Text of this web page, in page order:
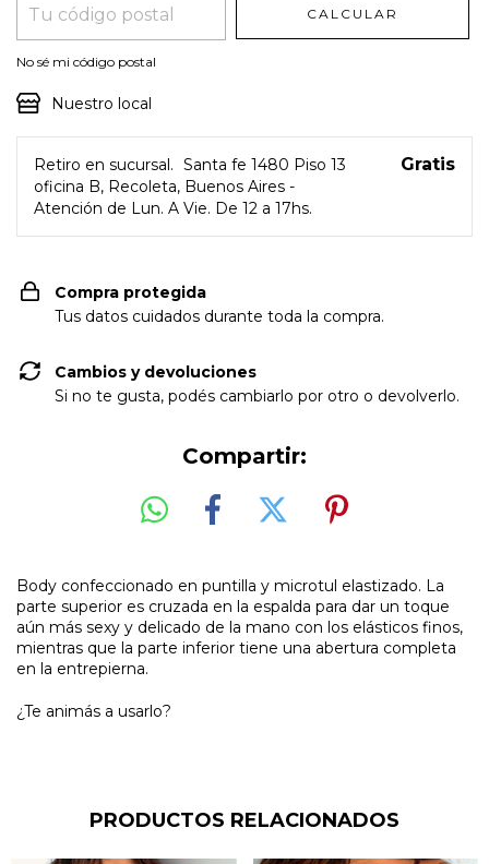
CALCULAR
No sé mi código postal
Nuestro local
Retiro en sucursal. Santa fe 1480 Piso 13
oficina B, Recoleta, Buenos Aires -
Atención de Lun. A Vie. De 12 a 17hs.
Gratis
Compra protegida
Tus datos cuidados durante toda la compra.
Cambios y devoluciones
Si no te gusta, podés cambiarlo por otro o devolverlo.
Compartir:
Body confeccionado en puntilla y microtul elastizado. La
parte superior es cruzada en la espalda para dar un toque
aún más sexy y delicado de la mano con los elásticos finos,
mientras que la parte inferior tiene una abertura completa
en la entrepierna.
¿Te animás a usarlo?
PRODUCTOS RELACIONADOS